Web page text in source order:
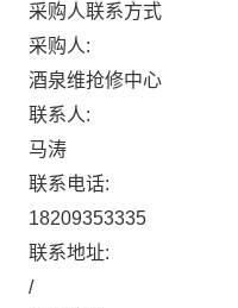
采购人联系方式
采购人:
酒泉维抢修中心
联系人:
马涛
联系电话:
18209353335
联系地址:
/